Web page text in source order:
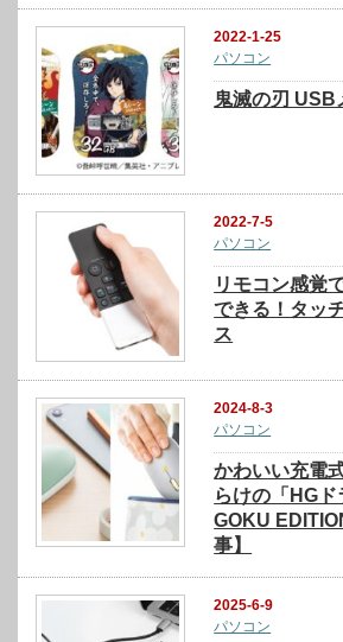
2022-1-25
パソコン
鬼滅の刃 USB
2022-7-5
パソコン
リモコン感覚
できる！タッ
ス
2024-8-3
パソコン
かわいい充電
らけの「HG
GOKU
事】
2025-6-9
パソコン